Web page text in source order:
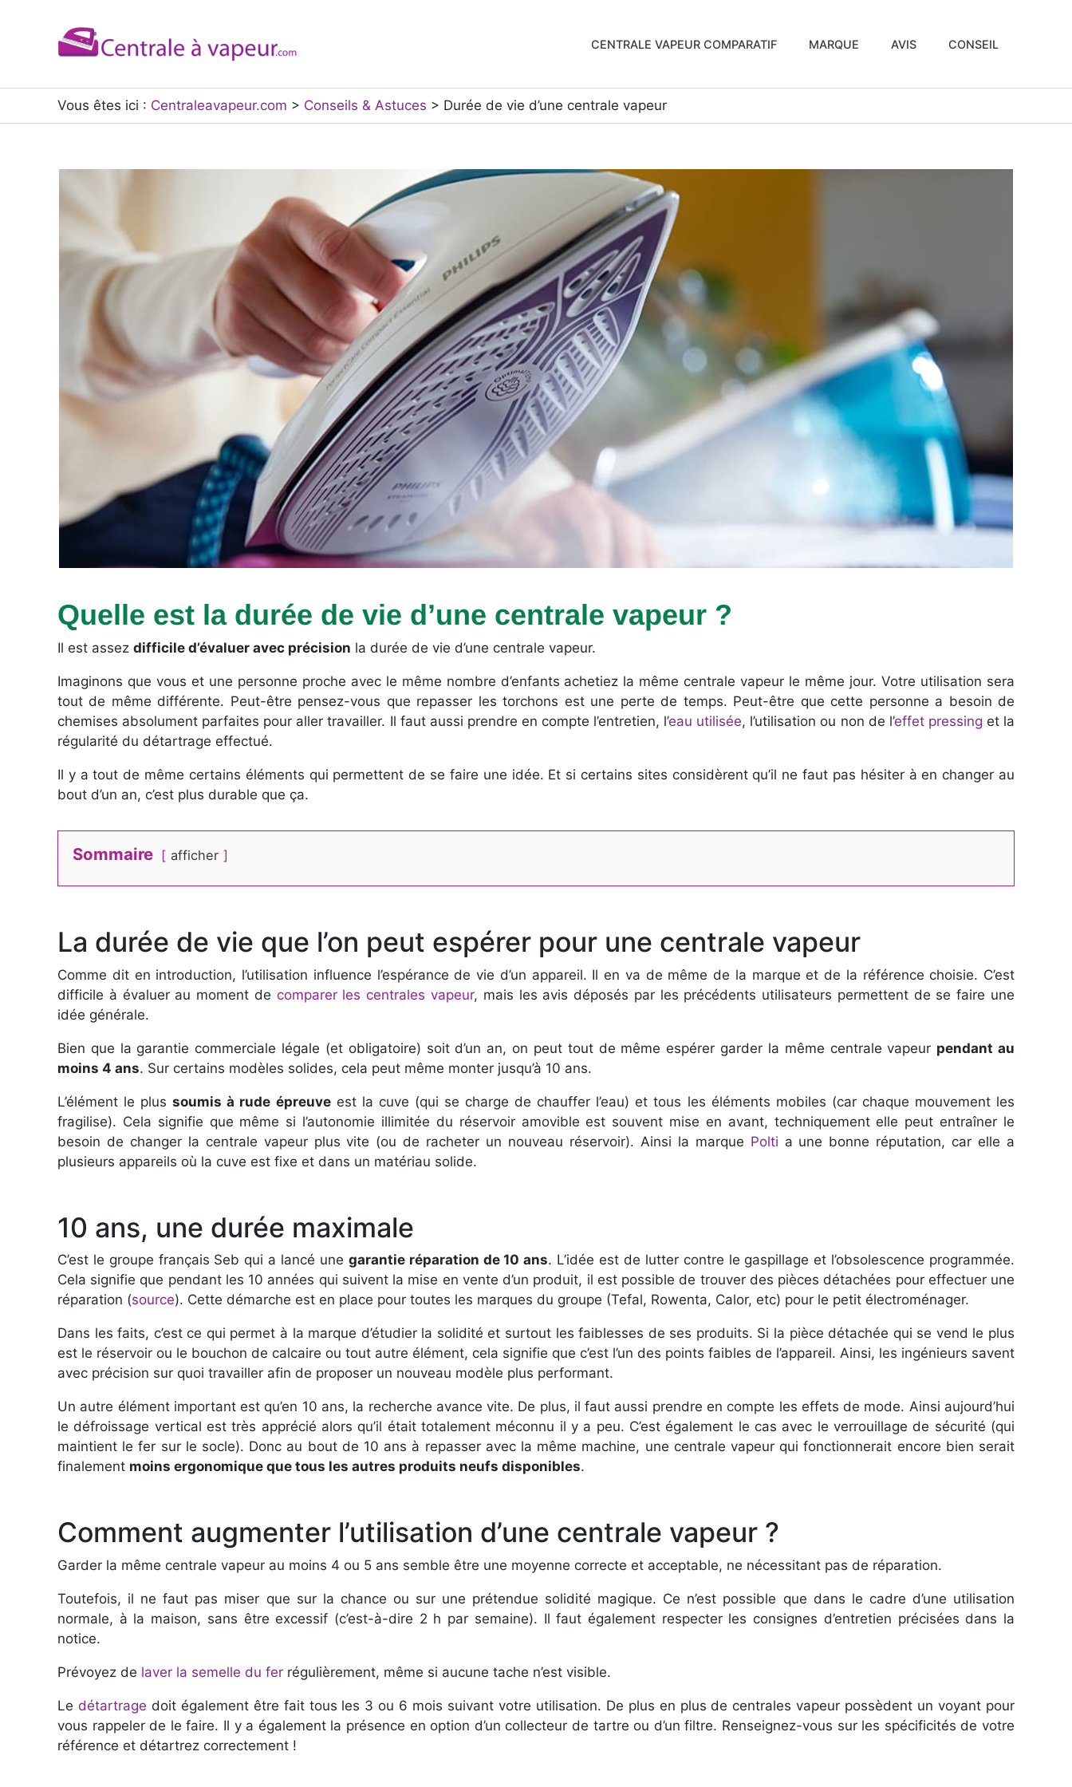
CENTRALE VAPEUR COMPARATIF MARQUE AVIS CONSEIL
Vous êtes ici : Centraleavapeur.com > Conseils & Astuces > Durée de vie d’une centrale vapeur
Quelle est la durée de vie d’une centrale vapeur ?
Il est assez difficile d’évaluer avec précision la durée de vie d’une centrale vapeur.
Imaginons que vous et une personne proche avec le même nombre d’enfants achetiez la même centrale vapeur le même jour. Votre utilisation sera
tout de même différente. Peut-être pensez-vous que repasser les torchons est une perte de temps. Peut-être que cette personne a besoin de
chemises absolument parfaites pour aller travailler. Il faut aussi prendre en compte l’entretien, l’eau utilisée, l’utilisation ou non de l’effet pressing et la
régularité du détartrage effectué.
Il y a tout de même certains éléments qui permettent de se faire une idée. Et si certains sites considèrent qu’il ne faut pas hésiter à en changer au
bout d’un an, c’est plus durable que ça.
Sommaire afficher
La durée de vie que l’on peut espérer pour une centrale vapeur
Comme dit en introduction, l’utilisation influence l’espérance de vie d’un appareil. Il en va de même de la marque et de la référence choisie. C’est
difficile à évaluer au moment de comparer les centrales vapeur, mais les avis déposés par les précédents utilisateurs permettent de se faire une
idée générale.
Bien que la garantie commerciale légale (et obligatoire) soit d’un an, on peut tout de même espérer garder la même centrale vapeur pendant au
moins 4 ans. Sur certains modèles solides, cela peut même monter jusqu’à 10 ans.
L’élément le plussoumis à rude épreuveest la cuve (qui se charge de chauffer l’eau) et tous les éléments mobiles (car chaque mouvement les
fragilise). Cela signifie que même si l’autonomie illimitée du réservoir amovible est souvent mise en avant, techniquement elle peut entraîner le
besoin de changer la centrale vapeur plus vite (ou de racheter un nouveau réservoir). Ainsi la marque Polti a une bonne réputation, car elle a
plusieurs appareils où la cuve est fixe et dans un matériau solide.
10 ans, une durée maximale
C’est le groupe français Seb qui a lancé une garantie réparation de 10 ans. L’idée est de lutter contre le gaspillage et l’obsolescence programmée.
Cela signifie que pendant les 10 années qui suivent la mise en vente d’un produit, il est possible de trouver des pièces détachées pour effectuer une
réparation (source). Cette démarche est en place pour toutes les marques du groupe (Tefal, Rowenta, Calor, etc) pour le petit électroménager.
Dans les faits, c’est ce qui permet à la marque d’étudier la solidité et surtout les faiblesses de ses produits. Si la pièce détachée qui se vend le plus
est le réservoir ou le bouchon de calcaire ou tout autre élément, cela signifie que c’est l’un des points faibles de l’appareil. Ainsi, les ingénieurs savent
avec précision sur quoi travailler afin de proposer un nouveau modèle plus performant.
Un autre élément important est qu’en 10 ans, la recherche avance vite. De plus, il faut aussi prendre en compte les effets de mode. Ainsi aujourd’hui
le défroissage vertical est très apprécié alors qu’il était totalement méconnu il y a peu. C’est également le cas avec le verrouillage de sécurité (qui
maintient le fer sur le socle). Donc au bout de 10 ans à repasser avec la même machine, une centrale vapeur qui fonctionnerait encore bien serait
finalement moins ergonomique que tous les autres produits neufs disponibles.
Comment augmenter l’utilisation d’une centrale vapeur ?
Garder la même centrale vapeur au moins 4 ou 5 ans semble être une moyenne correcte et acceptable, ne nécessitant pas de réparation.
Toutefois, il ne faut pas miser que sur la chance ou sur une prétendue solidité magique. Ce n’est possible que dans le cadre d’une utilisation
normale, à la maison, sans être excessif (c’est-à-dire 2 h par semaine). Il faut également respecter les consignes d’entretien précisées dans la
notice.
Prévoyez de laver la semelle du fer régulièrement, même si aucune tache n’est visible.
Le détartrage doit également être fait tous les 3 ou 6 mois suivant votre utilisation. De plus en plus de centrales vapeur possèdent un voyant pour
vous rappeler de le faire. Il y a également la présence en option d’un collecteur de tartre ou d’un filtre. Renseignez-vous sur les spécificités de votre
référence et détartrez correctement !